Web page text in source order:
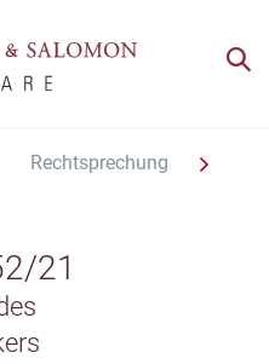
Rechtsprechung
21